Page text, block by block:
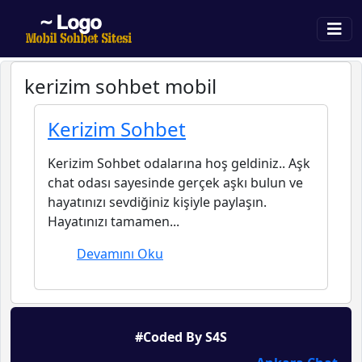
kerizim sohbet mobil
Kerizim Sohbet
Kerizim Sohbet odalarına hoş geldiniz.. Aşk
chat odası sayesinde gerçek aşkı bulun ve
hayatınızı sevdiğiniz kişiyle paylaşın.
Hayatınızı tamamen...
Devamını Oku
#Coded By S4S